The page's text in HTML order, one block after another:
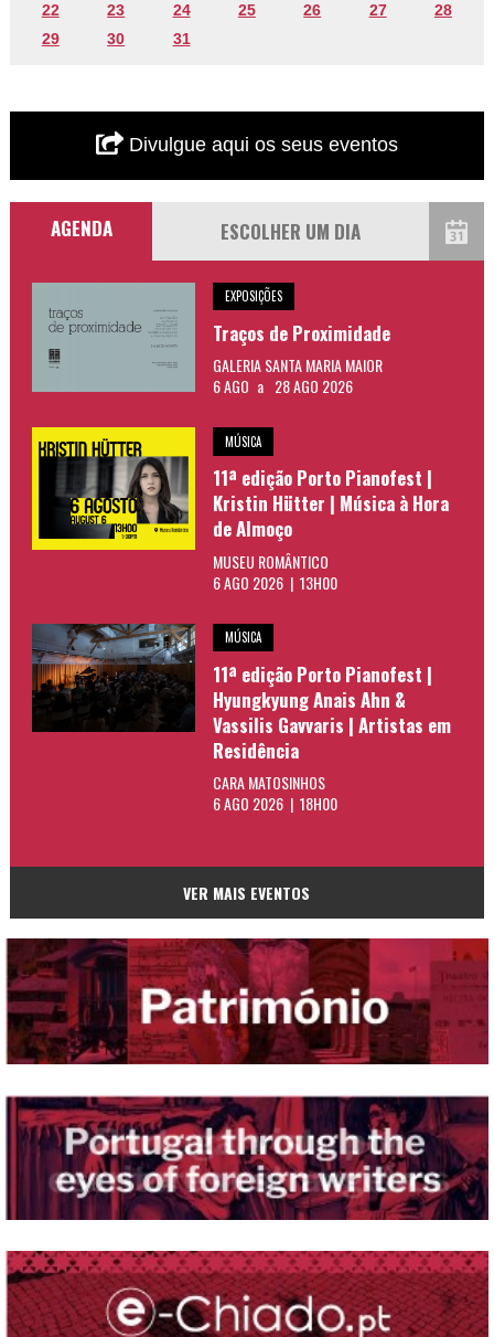
22
23 24 25 26 27
28
29
30 31
Divulgue aqui os seus eventos
AGENDA
EXPOSIÇÕES
Traços de Proximidade
GALERIA SANTA MARIA MAIOR
6 AGO a 28 AGO 2026
MÚSICA
11ª edição Porto Pianofest |
Kristin Hütter | Música à Hora
de Almoço
MUSEU ROMÂNTICO
6 AGO 2026 | 13H00
MÚSICA
11ª edição Porto Pianofest |
Hyungkyung Anais Ahn &
Vassilis Gavvaris | Artistas em
Residência
CARA MATOSINHOS
6 AGO 2026 | 18H00
VER MAIS EVENTOS